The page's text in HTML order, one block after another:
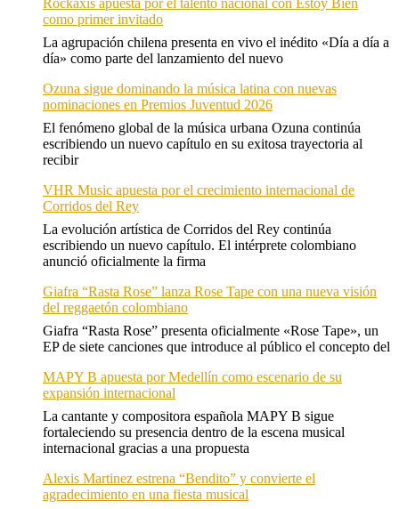
Rockaxis apuesta por el talento nacional con Estoy Bien
como primer invitado
La agrupación chilena presenta en vivo el inédito «Día a día a
día» como parte del lanzamiento del nuevo
Ozuna sigue dominando la música latina con nuevas
nominaciones en Premios Juventud 2026
El fenómeno global de la música urbana Ozuna continúa
escribiendo un nuevo capítulo en su exitosa trayectoria al
recibir
VHR Music apuesta por el crecimiento internacional de
Corridos del Rey
La evolución artística de Corridos del Rey continúa
escribiendo un nuevo capítulo. El intérprete colombiano
anunció oficialmente la firma
Giafra “Rasta Rose” lanza Rose Tape con una nueva visión
del reggaetón colombiano
Giafra “Rasta Rose” presenta oficialmente «Rose Tape», un
EP de siete canciones que introduce al público el concepto del
MAPY B apuesta por Medellín como escenario de su
expansión internacional
La cantante y compositora española MAPY B sigue
fortaleciendo su presencia dentro de la escena musical
internacional gracias a una propuesta
Alexis Martinez estrena “Bendito” y convierte el
agradecimiento en una fiesta musical